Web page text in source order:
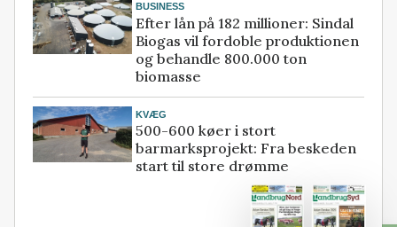
BUSINESS
Efter lån på 182 millioner: Sindal
Biogas vil fordoble produktionen
og behandle 800.000 ton
biomasse
KVÆG
500-600 køer i stort
barmarksprojekt: Fra beskeden
start til store drømme